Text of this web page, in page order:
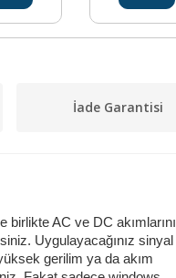
İade Garantisi
AC ve DC akımlarını
Uygulayacağınız sinyal
gerilim ya da akım